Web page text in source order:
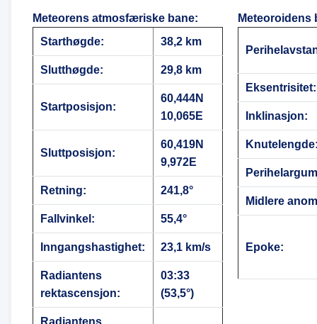
Meteorens atmosfæriske bane:
Starthøgde:
38,2 km
Slutthøgde: 29,8 km
Startposisjon:
60,444N
10,065E
Sluttposisjon:
60,419N
9,972E
Retning: 241,8°
Fallvinkel: 55,4°
Inngangshastighet: 23,1 km/s
Radiantens
rektascensjon:
03:33
(53,5°)
Meteoroidens
Eksentrisitet:
Inklinasjon:
Midlere
Epoke: